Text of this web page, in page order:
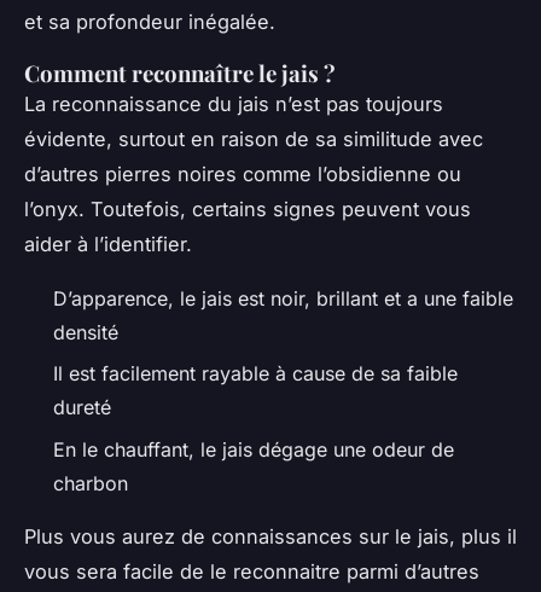
et sa profondeur inégalée.
Comment reconnaître le jais ?
La reconnaissance du jais n’est pas toujours
évidente, surtout en raison de sa similitude avec
d’autres pierres noires comme l’obsidienne ou
l’onyx. Toutefois, certains signes peuvent vous
aider à l’identifier.
D’apparence, le jais est noir, brillant et a une faible
densité
Il est facilement rayable à cause de sa faible
dureté
En le chauffant, le jais dégage une odeur de
charbon
Plus vous aurez de connaissances sur le jais, plus il
vous sera facile de le reconnaitre parmi d’autres